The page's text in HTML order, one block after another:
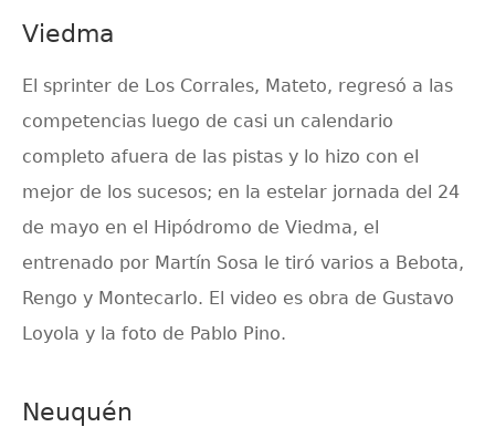
Viedma
El sprinter de Los Corrales, Mateto, regresó a las
competencias luego de casi un calendario
completo afuera de las pistas y lo hizo con el
mejor de los sucesos; en la estelar jornada del 24
de mayo en el Hipódromo de Viedma, el
entrenado por Martín Sosa le tiró varios a Bebota,
Rengo y Montecarlo. El video es obra de Gustavo
Loyola y la foto de Pablo Pino.
Neuquén